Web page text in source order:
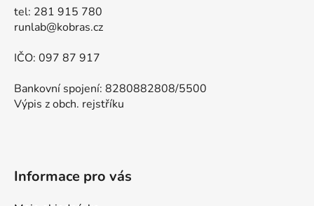
tel: 281 915 780
runlab@kobras.cz
IČO: 097 87 917
Bankovní spojení: 8280882808/5500
Výpis z obch. rejstříku
Informace pro vás